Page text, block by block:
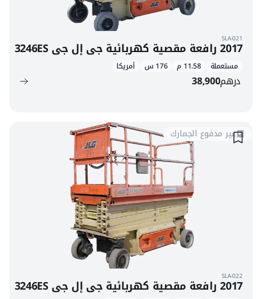
SLA-021
2017 رافعة مقصية كهربائية جي إل جي 3246ES
مستعملة 11.58 م 176 س أمريكا
درهم38,900
غير مدفوع الجمارك
SLA-022
2017 رافعة مقصية كهربائية جي إل جي 3246ES